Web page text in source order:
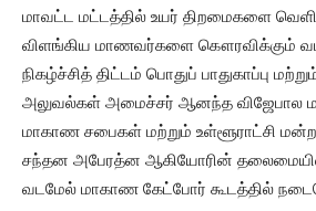
மாவட்ட மட்டத்தில் உயர் திறமைகளை
விளங்கிய மாணவர்களை கௌரவிக்கும்
நிகழ்ச்சித் திட்டம் பொதுப் பாதுகாப்பு
அலுவல்கள் அமைச்சர் ஆனந்த விஜேபால
மாகாண சபைகள் மற்றும் உள்ளூராட்சி
சந்தன அபேரத்ன ஆகியோரின்
வடமேல் மாகாண கேட்போர் கூடத்தில்